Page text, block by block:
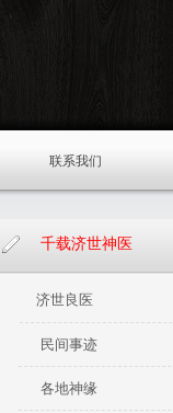
联系我们
千载济世神医
济世良医
民间事迹
各地神缘